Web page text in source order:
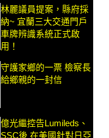
林麗議員提案，縣府採
納~ 宜蘭三大交通門戶
車牌辨識系統正式啟
用！
守護家鄉的一票 檢察長
給鄉親的一封信
億光繼控告Lumileds、
SSC後 在美國針對日亞